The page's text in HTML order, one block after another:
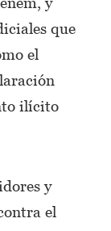
que
el
ilícito
y
el